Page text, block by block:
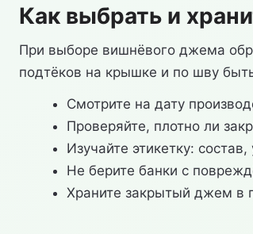
Как выбрать и
При выборе вишнёвого джема
подтёков на крышке и по шву
Смотрите на дату
Проверяйте, плотно ли
Изучайте этикетку:
Не берите банки с
Храните закрытый джем в